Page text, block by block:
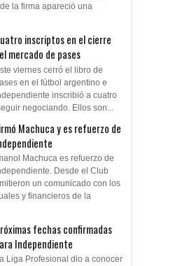
la firma apareció una
inscriptos en el cierre
mercado de pases
viernes cerró el libro de
en el fútbol argentino e
inscribió a cuatro
negociando. Ellos son...
Machuca y es refuerzo de
Machuca es refuerzo de
Desde el Club
un comunicado con los
y financieros de la
fechas confirmadas
Independiente
Liga Profesional dio a conocer